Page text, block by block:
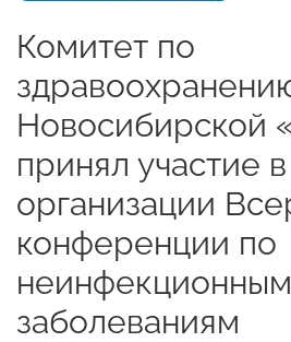
Комитет по
принял участие в
организации
конференции по
неинфекционным
заболеваниям